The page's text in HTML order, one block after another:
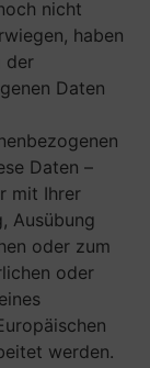
nicht
haben
der
Daten
Daten –
mit Ihrer
Ausübung
oder zum
oder
werden.